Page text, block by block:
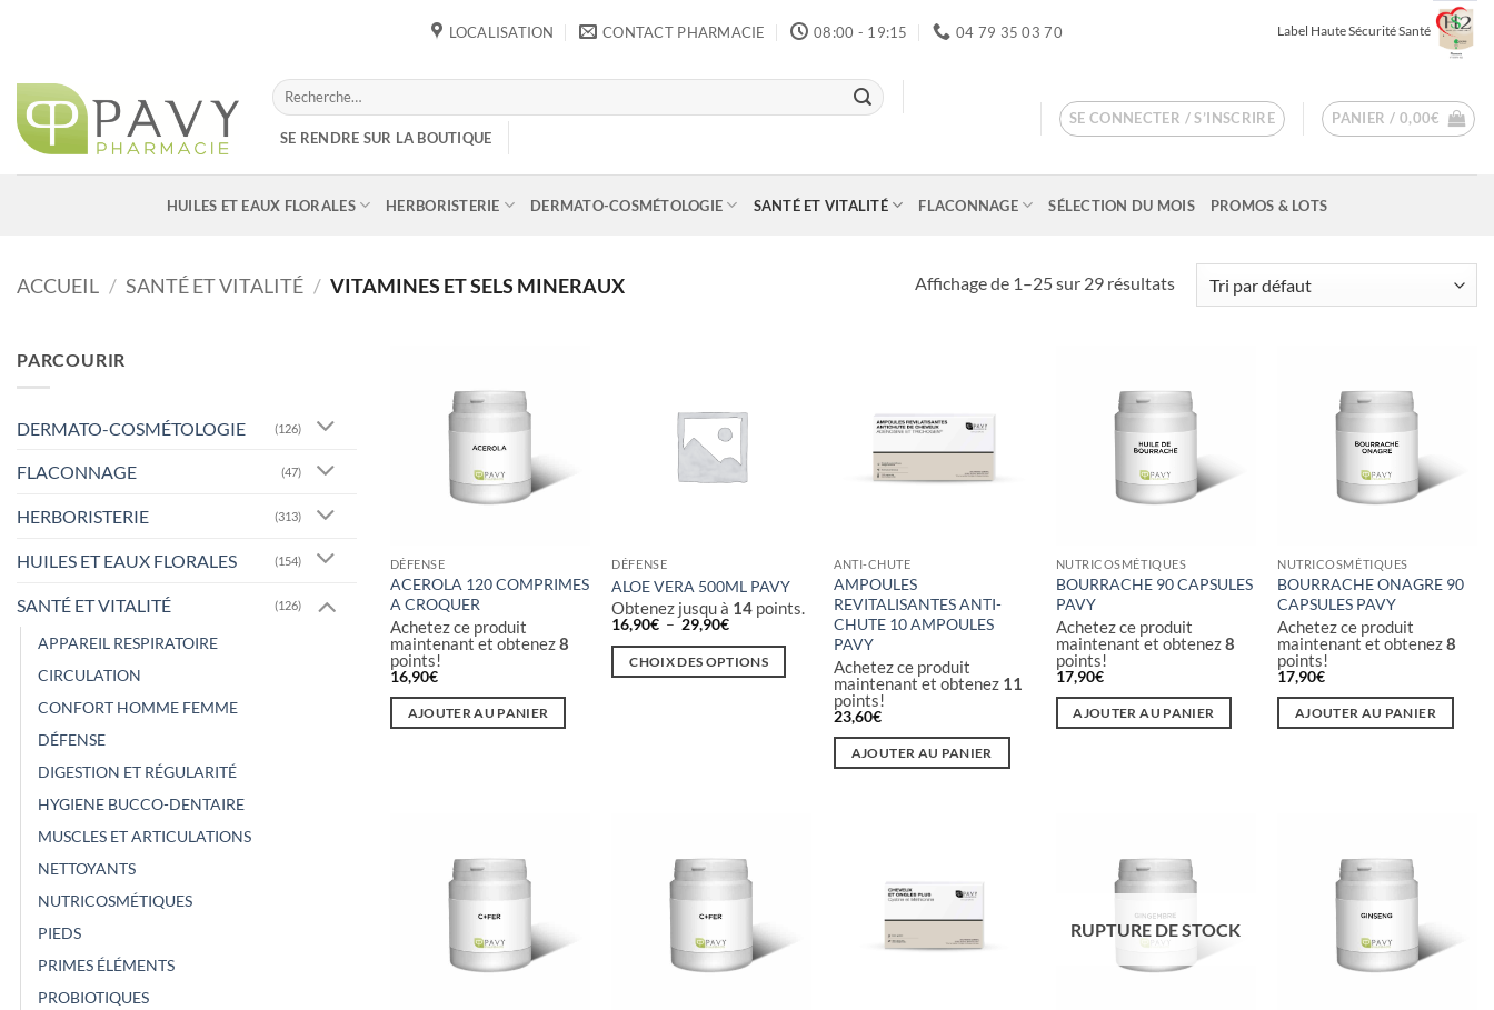
LOCALISATION CONTACT PHARMACIE 08:00 - 19:15 04 79 35 03 70 Label Haute Sécurité Santé
Recherche
pour :
SE RENDRE SUR LA BOUTIQUE
SE CONNECTER / S’INSCRIRE PANIER / 0,00€
HUILES ET EAUX FLORALES HERBORISTERIE DERMATO-COSMÉTOLOGIE SANTÉ ET VITALITÉ FLACONNAGE SÉLECTION DU MOIS PROMOS & LOTS
ACCUEIL / SANTÉ ET VITALITÉ / VITAMINES ET SELS MINERAUX Affichage de 1–25 sur 29 résultats
PARCOURIR
DERMATO-COSMÉTOLOGIE (126)
FLACONNAGE (47)
HERBORISTERIE (313)
HUILES ET EAUX FLORALES (154)
SANTÉ ET VITALITÉ (126)
APPAREIL RESPIRATOIRE
CIRCULATION
CONFORT HOMME FEMME
DÉFENSE
DIGESTION ET RÉGULARITÉ
HYGIENE BUCCO-DENTAIRE
MUSCLES ET ARTICULATIONS
NETTOYANTS
NUTRICOSMÉTIQUES
PIEDS
PRIMES ÉLÉMENTS
PROBIOTIQUES
DÉFENSE
ACEROLA 120 COMPRIMES
A CROQUER
Achetez ce produit
maintenant et obtenez8
points!
16,90€
AJOUTER AU PANIER
DÉFENSE
ALOE VERA 500ML PAVY
Obtenez jusqu à 14 points.
16,90€ – 29,90€Plage
prix :
16,90€
CHOIX DES OPTIONS
ANTI-CHUTE
AMPOULES
REVITALISANTES ANTI-
CHUTE 10 AMPOULES
PAVY
Achetez ce produit
maintenant et obtenez 11
points!
23,60€
AJOUTER AU PANIER
NUTRICOSMÉTIQUES
BOURRACHE 90 CAPSULES
PAVY
Achetez ce produit
maintenant et obtenez8
points!
17,90€
AJOUTER AU PANIER
NUTRICOSMÉTIQUES
BOURRACHE ONAGRE 90
CAPSULES PAVY
Achetez ce produit
maintenant et obtenez8
points!
17,90€
AJOUTER AU PANIER
RUPTURE DE STOCK